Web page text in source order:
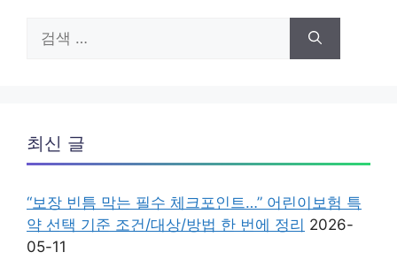
색:
최신 글
“보장 빈틈 막는 필수 체크포인트…” 어린이보험 특
약 선택 기준 조건/대상/방법 한 번에 정리 2026-
05-11